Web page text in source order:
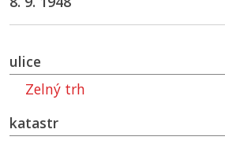
ulice
Zelný trh
katastr